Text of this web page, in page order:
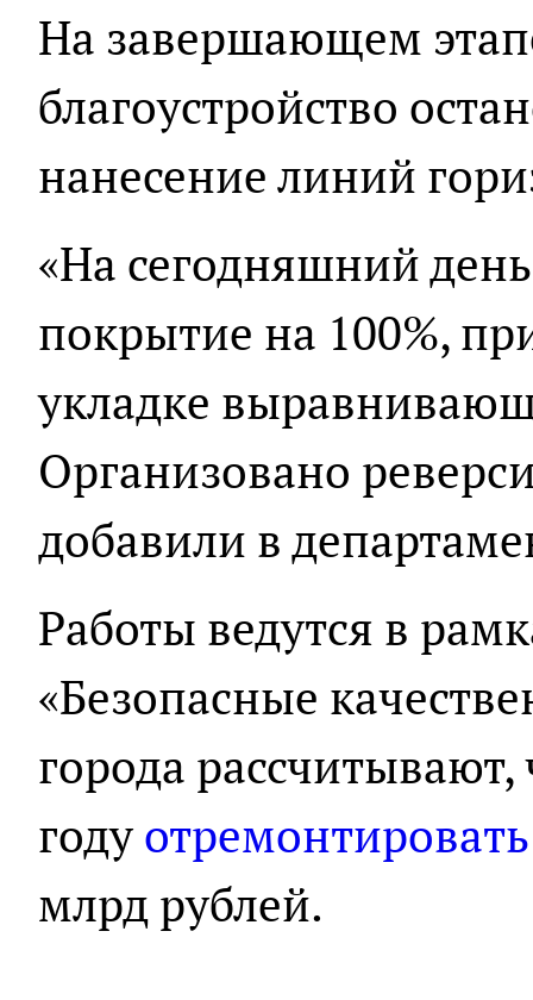
На завершающем
благоустройство
нанесение линий
«На сегодняшний
покрытие на 100%,
укладке
Организовано
добавили в
Работы ведутся в
«Безопасные
города
годуотремонтировать
млрд рублей.